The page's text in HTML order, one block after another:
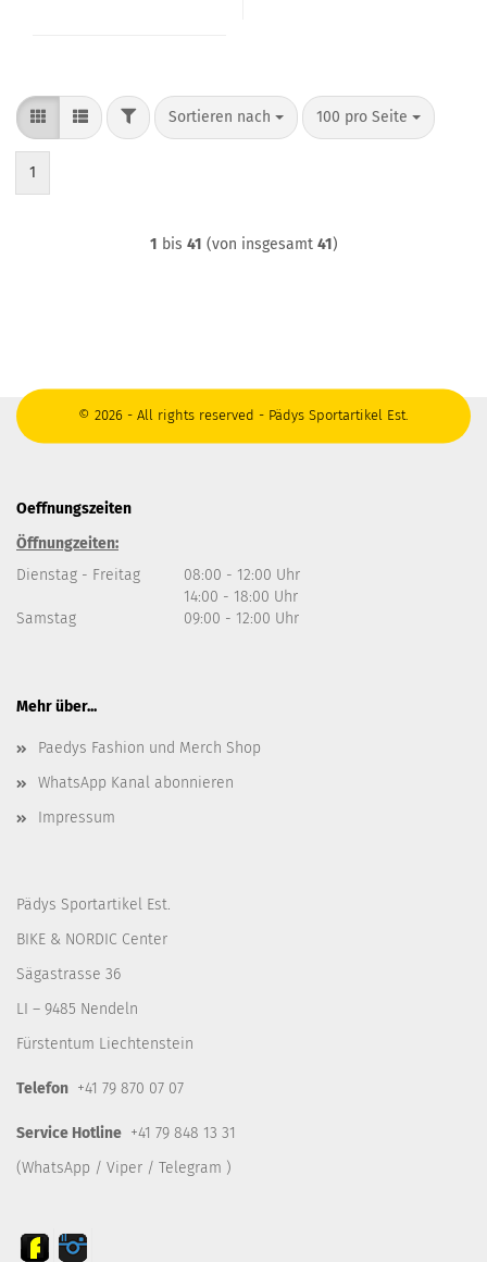
FILTERSortieren nach
Sortieren nach 100 pro Seite
pro Seite
1
1 bis 41 (von insgesamt 41)
© 2026 - All rights reserved - Pädys Sportartikel Est.
Oeffnungszeiten
Öffnungzeiten:
Dienstag - Freitag
08:00 - 12:00 Uhr
14:00 - 18:00 Uhr
Samstag
09:00 - 12:00 Uhr
Mehr über...
Paedys Fashion und Merch Shop
WhatsApp Kanal abonnieren
Impressum
Pädys Sportartikel Est.
BIKE & NORDIC Center
Sägastrasse 36
LI – 9485 Nendeln
Fürstentum Liechtenstein
Telefon +41 79 870 07 07
Service Hotline +41 79 848 13 31
(WhatsApp / Viper / Telegram )